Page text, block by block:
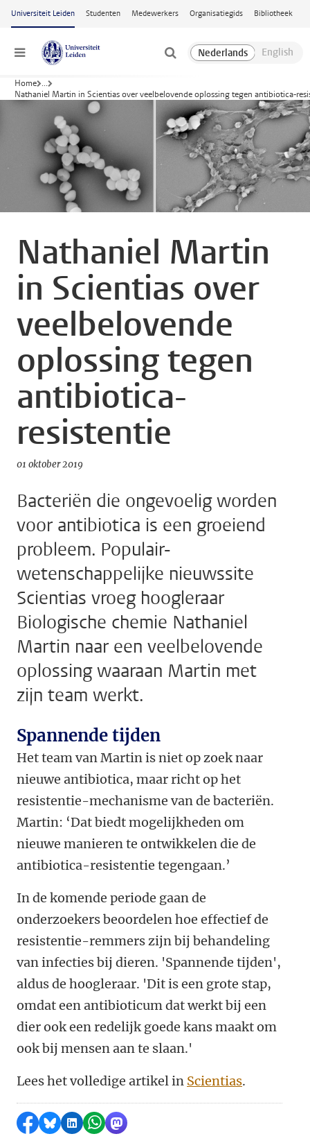
Ga naar hoofdinhoud
Universiteit Leiden Studenten Medewerkers Organisatiegids Bibliotheek
Menu
Home ...
Nathaniel Martin in Scientias over veelbelovende oplossing tegen antibiotica-
Nathaniel Martin
in Scientias over
veelbelovende
oplossing tegen
antibiotica-
resistentie
01 oktober 2019
Bacteriën die ongevoelig worden
voor antibiotica is een groeiend
probleem. Populair-
wetenschappelijke nieuwssite
Scientias vroeg hoogleraar
Biologische chemie Nathaniel
Martin naar een veelbelovende
oplossing waaraan Martin met
zijn team werkt.
Spannende tijden
Het team van Martin is niet op zoek naar
nieuwe antibiotica, maar richt op het
resistentie-mechanisme van de bacteriën.
Martin: ‘Dat biedt mogelijkheden om
nieuwe manieren te ontwikkelen die de
antibiotica-resistentie tegengaan.’
In de komende periode gaan de
onderzoekers beoordelen hoe effectief de
resistentie-remmers zijn bij behandeling
van infecties bij dieren. 'Spannende tijden',
aldus de hoogleraar. 'Dit is een grote stap,
omdat een antibioticum dat werkt bij een
dier ook een redelijk goede kans maakt om
ook bij mensen aan te slaan.'
Lees het volledige artikel in Scientias.
Delen op Facebook
Delen via Bluesky
Delen op LinkedIn
Delen via WhatsApp
Delen via Mastodon